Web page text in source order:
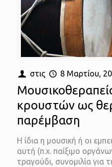
στις 8 Μαρτίου,
κρουστών ως
παρέμβαση
Η ίδια η μουσική ή οι
αυτή (π.χ. παίξιμο
τραγούδι, συνομιλία για